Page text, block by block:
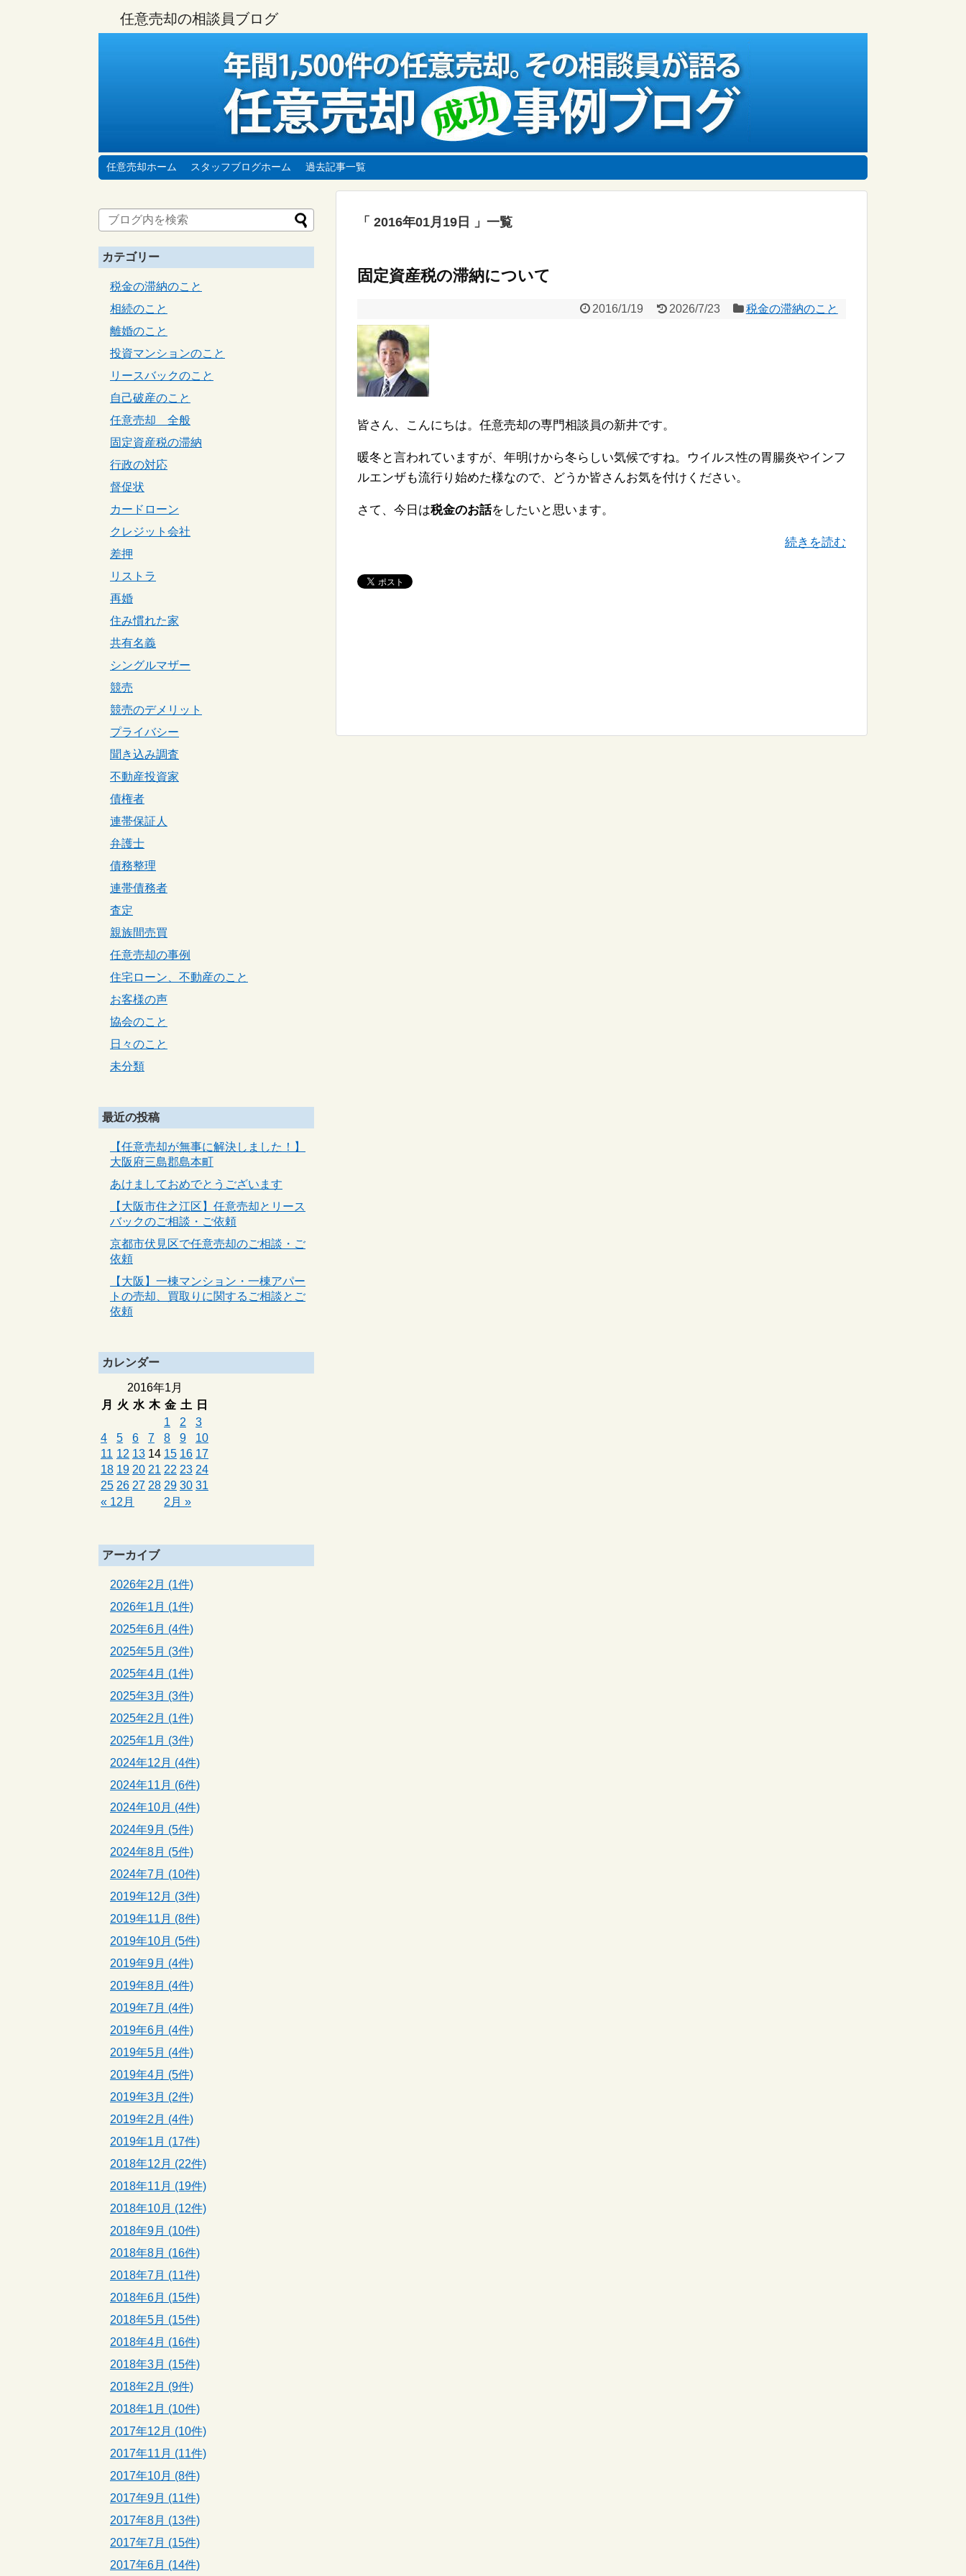
任意売却の相談員ブログ
任意売却ホーム スタッフブログホーム 過去記事一覧
2016年01月19日 一覧
固定資産税の滞納について
2016/1/19 2026/7/23 税金の滞納のこと
皆さん、こんにちは。任意売却の専門相談員の新井です。
暖冬と言われていますが、年明けから冬らしい気候ですね。ウイルス性の胃腸炎やインフ
ルエンザも流行り始めた様なので、どうか皆さんお気を付けください。
さて、今日は税金のお話をしたいと思います。
続きを読む
カテゴリー
税金の滞納のこと
相続のこと
離婚のこと
投資マンションのこと
リースバックのこと
自己破産のこと
任意売却 全般
固定資産税の滞納
行政の対応
督促状
カードローン
クレジット会社
差押
リストラ
再婚
住み慣れた家
共有名義
シングルマザー
競売
競売のデメリット
プライバシー
聞き込み調査
不動産投資家
債権者
連帯保証人
弁護士
債務整理
連帯債務者
査定
親族間売買
任意売却の事例
住宅ローン、不動産のこと
お客様の声
協会のこと
日々のこと
未分類
最近の投稿
【任意売却が無事に解決しました！】
大阪府三島郡島本町
あけましておめでとうございます
【大阪市住之江区】任意売却とリース
バックのご相談・ご依頼
京都市伏見区で任意売却のご相談・ご
依頼
【大阪】一棟マンション・一棟アパー
トの売却、買取りに関するご相談とご
依頼
カレンダー
2016年1月
月
火 水 木 金 土 日
« 12月 2月 »
1 2
3
4
5 6 7 8 9
10
11 12 13 14 15 16 17
18 19 20 21 22 23 24
25 26 27 28 29 30 31
アーカイブ
2026年2月 (1件)
2026年1月 (1件)
2025年6月 (4件)
2025年5月 (3件)
2025年4月 (1件)
2025年3月 (3件)
2025年2月 (1件)
2025年1月 (3件)
2024年12月 (4件)
2024年11月 (6件)
2024年10月 (4件)
2024年9月 (5件)
2024年8月 (5件)
2024年7月 (10件)
2019年12月 (3件)
2019年11月 (8件)
2019年10月 (5件)
2019年9月 (4件)
2019年8月 (4件)
2019年7月 (4件)
2019年6月 (4件)
2019年5月 (4件)
2019年4月 (5件)
2019年3月 (2件)
2019年2月 (4件)
2019年1月 (17件)
2018年12月 (22件)
2018年11月 (19件)
2018年10月 (12件)
2018年9月 (10件)
2018年8月 (16件)
2018年7月 (11件)
2018年6月 (15件)
2018年5月 (15件)
2018年4月 (16件)
2018年3月 (15件)
2018年2月 (9件)
2018年1月 (10件)
2017年12月 (10件)
2017年11月 (11件)
2017年10月 (8件)
2017年9月 (11件)
2017年8月 (13件)
2017年7月 (15件)
2017年6月 (14件)